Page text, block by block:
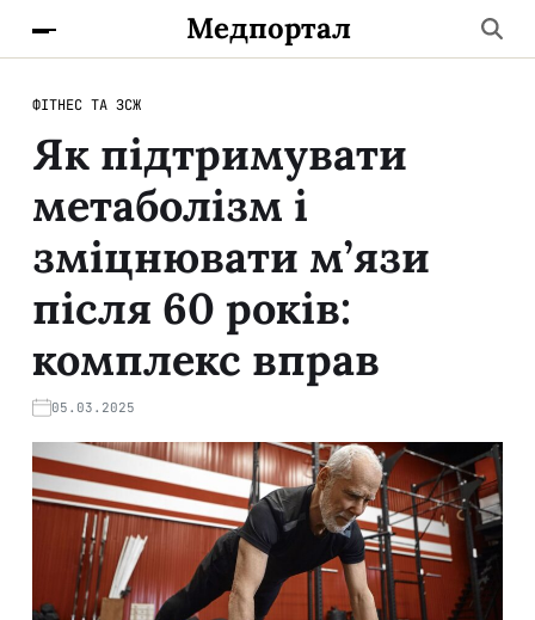
Медпортал
ФІТНЕС ТА ЗСЖ
Як підтримувати
метаболізм і
зміцнювати м’язи
після 60 років:
комплекс вправ
05.03.2025